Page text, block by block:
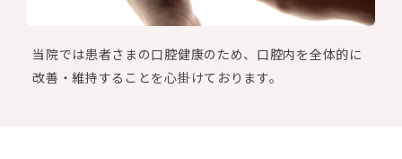
当院では患者さまの口腔健康のため、口腔内を全体的に
改善・維持することを心掛けております。